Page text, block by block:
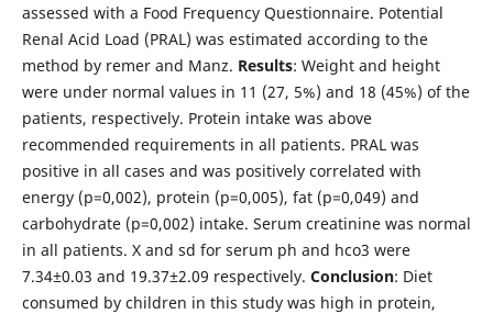
assessed with a Food Frequency Questionnaire. Potential
Renal Acid Load (PRAL) was estimated according to the
method by remer and Manz. Results: Weight and height
were under normal values in 11 (27, 5%) and 18 (45%) of the
patients, respectively. Protein intake was above
recommended requirements in all patients. PRAL was
positive in all cases and was positively correlated with
energy (p=0,002), protein (p=0,005), fat (p=0,049) and
carbohydrate (p=0,002) intake. Serum creatinine was normal
in all patients. X and sd for serum ph and hco3 were
7.34±0.03 and 19.37±2.09 respectively. Conclusion: Diet
consumed by children in this study was high in protein,